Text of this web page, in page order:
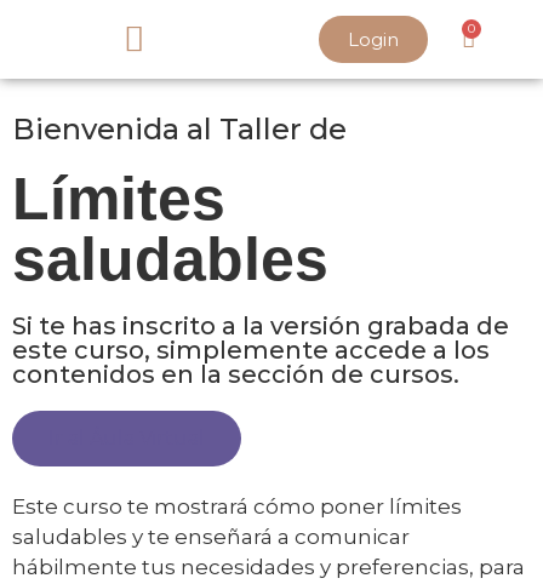
Login 0
Bienvenida al Taller de
Límites
saludables
Si te has inscrito a la versión grabada de
este curso, simplemente accede a los
contenidos en la sección de cursos.
Este curso te mostrará cómo poner límites
saludables y te enseñará a comunicar
hábilmente tus necesidades y preferencias, para